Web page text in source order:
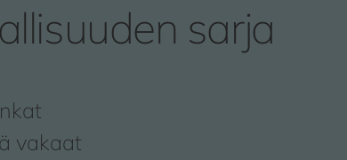
sarja
vakaat